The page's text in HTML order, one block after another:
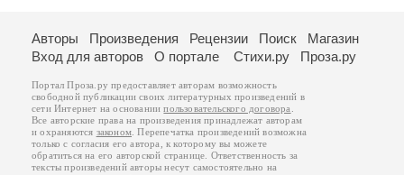
Авторы Произведения Рецензии Поиск
Магазин
Вход для авторов
О портале Стихи.ру Проза.ру
Портал Проза.ру предоставляет авторам возможность
свободной публикации своих литературных произведений в
сети Интернет на основаниипользовательского договора
Все авторские права на произведения принадлежат авторам
и охраняются законом . Перепечатка произведений возможна
только с согласия его автора, к которому вы можете
обратиться на его авторской странице. Ответственность за
тексты произведений авторы несут самостоятельно на